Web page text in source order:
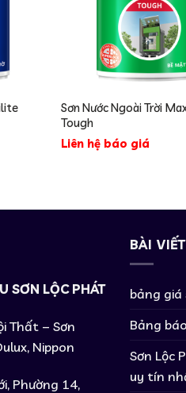
Sơn Nước Ngoài Trời
Tough
Liên hệ báo giá
SƠN LỘC PHÁT
Thất – Sơn
Nippon
Phường 14,
BÀI
bảng giá
Bảng
Sơn Lộc
uy tín